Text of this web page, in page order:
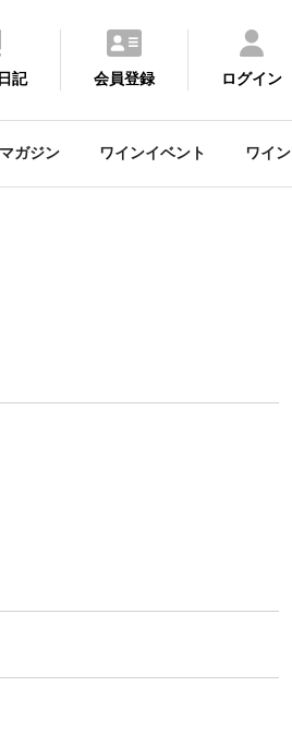
記 会員登録 ログイン
マガジン ワインイベント ワイン